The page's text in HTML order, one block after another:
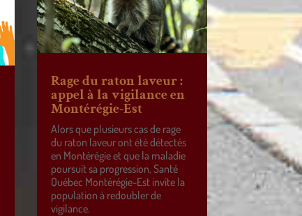
Rage du raton laveur :
appel à la vigilance en
Montérégie-Est
Alors que plusieurs cas de rage
du raton laveur ont été détectés
en Montérégie et que la maladie
poursuit sa progression, Santé
Québec Montérégie-Est invite la
population à redoubler de
vigilance.